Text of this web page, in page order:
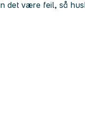
det være feil, så